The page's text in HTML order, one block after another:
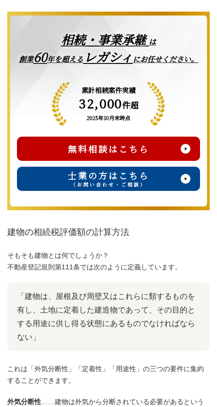
相続・事業承継は
創業60年を超える レガシィ にお任せください。
累計相続案件実績
32,000件超
2025年10月末時点
無料相談はこちら
士業の方はこちら
（お問い合わせ・ご相談）
建物の相続税評価額の計算方法
そもそも建物とは何でしょうか？
不動産登記規則第111条では次のように定義しています。
「建物は、屋根及び周壁又はこれらに類するものを
有し、土地に定着した建造物であって、その目的と
する用途に供し得る状態にあるものでなければなら
ない」
これは「外気分断性」「定着性」「用途性」の三つの要件に集約
することができます。
外気分断性 ……建物は外気から分断されている必要があるという